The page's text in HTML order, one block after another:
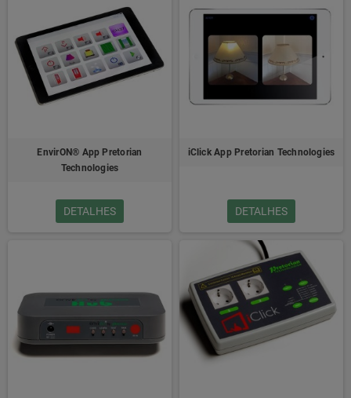
EnvirON® App Pretorian
Technologies
DETALHES
iClick App Pretorian Technologies
DETALHES